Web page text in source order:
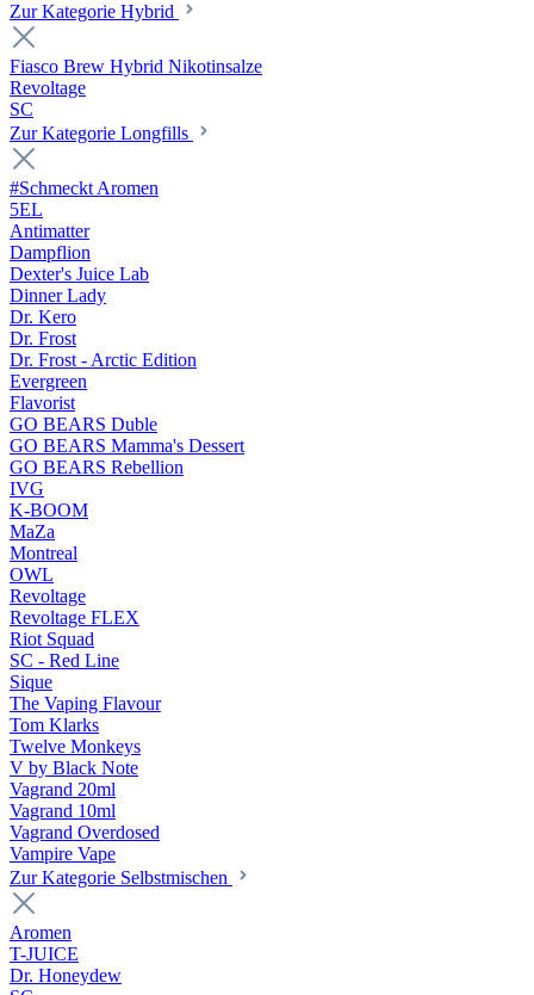
Zur Kategorie Hybrid
Fiasco Brew Hybrid Nikotinsalze
Revoltage
SC
Zur Kategorie Longfills
#Schmeckt Aromen
5EL
Antimatter
Dampflion
Dexter's Juice Lab
Dinner Lady
Dr. Kero
Dr. Frost
Dr. Frost - Arctic Edition
Evergreen
Flavorist
GO BEARS Duble
GO BEARS Mamma's Dessert
GO BEARS Rebellion
IVG
K-BOOM
MaZa
Montreal
OWL
Revoltage
Revoltage FLEX
Riot Squad
SC - Red Line
Sique
The Vaping Flavour
Tom Klarks
Twelve Monkeys
V by Black Note
Vagrand 20ml
Vagrand 10ml
Vagrand Overdosed
Vampire Vape
Zur Kategorie Selbstmischen
Aromen
T-JUICE
Dr. Honeydew